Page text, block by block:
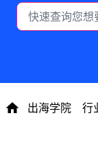
出海学院 行